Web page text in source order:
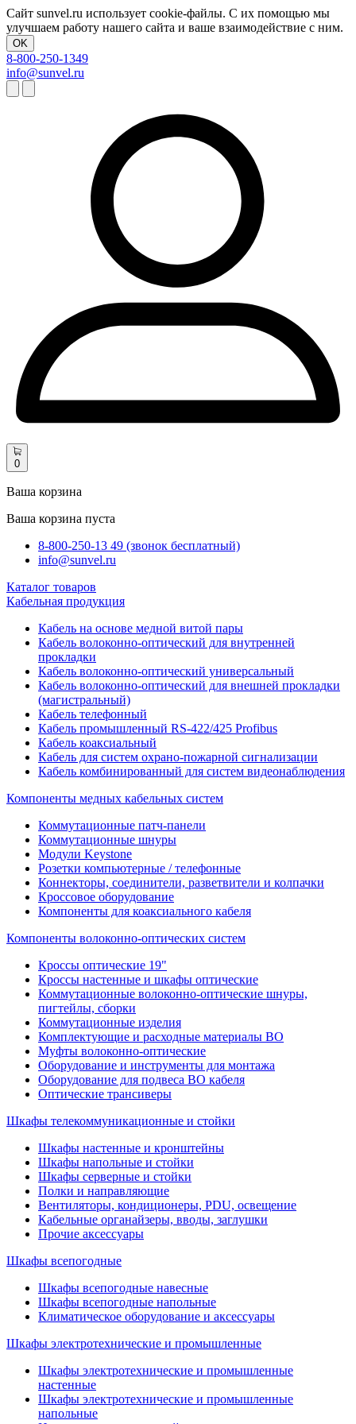
Сайт sunvel.ru использует cookie-файлы. С их помощью мы
улучшаем работу нашего сайта и ваше взаимодействие с ним.
OK
8-800-250-1349
info@sunvel.ru
0
Ваша корзина
Ваша корзина пуста
8-800-250-13 49 (звонок бесплатный)
info@sunvel.ru
Каталог товаров
Кабельная продукция
Кабель на основе медной витой пары
Кабель волоконно-оптический для внутренней
прокладки
Кабель волоконно-оптический универсальный
Кабель волоконно-оптический для внешней прокладки
(магистральный)
Кабель телефонный
Кабель промышленный RS-422/425 Profibus
Кабель коаксиальный
Кабель для систем охрано-пожарной сигнализации
Кабель комбинированный для систем видеонаблюдения
Компоненты медных кабельных систем
Коммутационные патч-панели
Коммутационные шнуры
Модули Keystone
Розетки компьютерные / телефонные
Коннекторы, соединители, разветвители и колпачки
Кроссовое оборудование
Компоненты для коаксиального кабеля
Компоненты волоконно-оптических систем
Кроссы оптические 19"
Кроссы настенные и шкафы оптические
Коммутационные волоконно-оптические шнуры,
пигтейлы, сборки
Коммутационные изделия
Комплектующие и расходные материалы ВО
Муфты волоконно-оптические
Оборудование и инструменты для монтажа
Оборудование для подвеса ВО кабеля
Оптические трансиверы
Шкафы телекоммуникационные и стойки
Шкафы настенные и кронштейны
Шкафы напольные и стойки
Шкафы серверные и стойки
Полки и направляющие
Вентиляторы, кондиционеры, PDU, освещение
Кабельные органайзеры, вводы, заглушки
Прочие аксеcсуары
Шкафы всепогодные
Шкафы всепогодные навесные
Шкафы всепогодные напольные
Климатическое оборудование и аксессуары
Шкафы электротехнические и промышленные
Шкафы электротехнические и промышленные
настенные
Шкафы электротехнические и промышленные
напольные